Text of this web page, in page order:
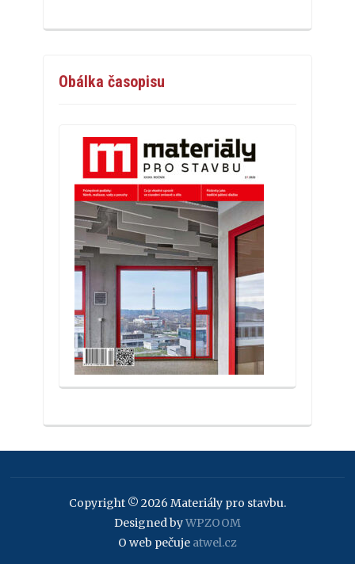
Obálka časopisu
Copyright © 2026 Materiály pro stavbu.
Designed byWPZOOM
O web pečuje atwel.cz